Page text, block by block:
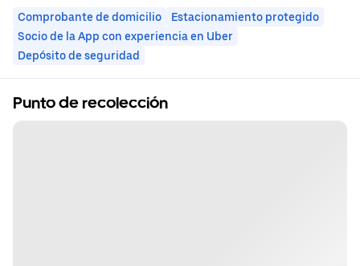
Comprobante de domicilio
Estacionamiento protegido
Socio de la App con experiencia en Uber
Depósito de seguridad
Punto de recolección